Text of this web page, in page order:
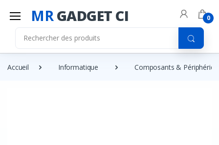
MRGADGET CI 0
Accueil Informatique Composants &